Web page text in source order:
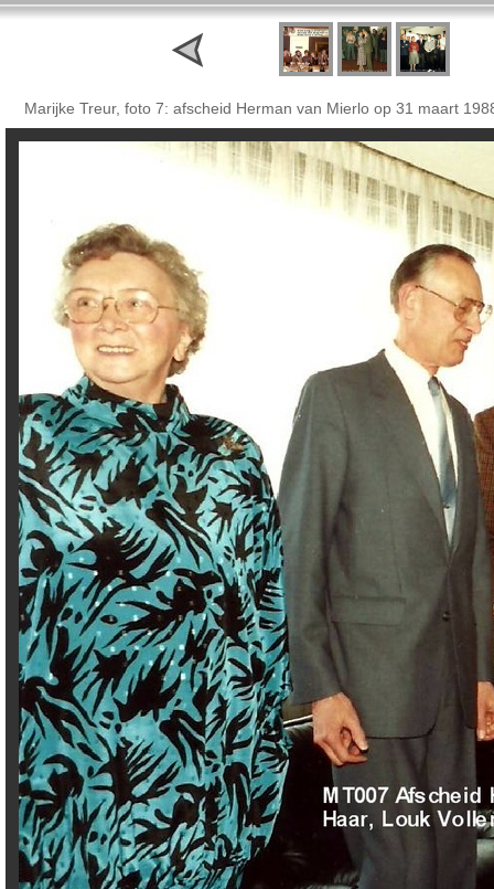
Marijke Treur, foto 7: afscheid Herman van Mierlo op 31 maart